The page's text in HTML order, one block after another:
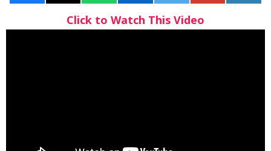
Click to Watch This Video